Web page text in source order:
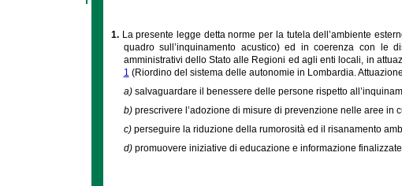
1. La presente legge detta norme per la tutela dell’ambiente
quadro sull’inquinamento acustico) ed in coerenza con le
amministrativi dello Stato alle Regioni ed agli enti locali, in
1 (Riordino del sistema delle autonomie in Lombardia.
a) salvaguardare il benessere delle persone rispetto
b) prescrivere l’adozione di misure di prevenzione nelle aree
c) perseguire la riduzione della rumorosità ed il risanamento
d) promuovere iniziative di educazione e informazione